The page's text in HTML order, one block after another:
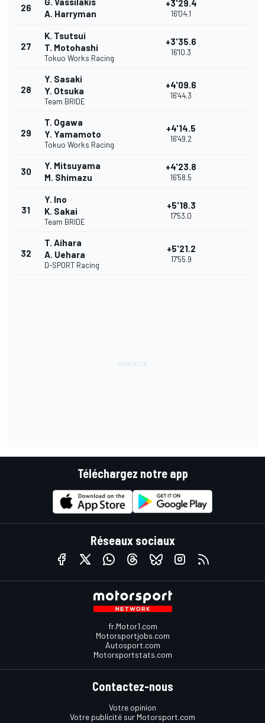
26
A. Harryman
+3'29.4
16'04.1
27
K. Tsutsui
T. Motohashi
Tokuo Works Racing
+3'35.6
16'10.3
28
Y. Sasaki
Y. Otsuka
Team BRIDE
+4'09.6
16'44.3
29
T. Ogawa
Y. Yamamoto
Tokuo Works Racing
+4'14.5
16'49.2
30
Y. Mitsuyama
M. Shimazu
+4'23.8
16'58.5
31
Y. Ino
K. Sakai
Team BRIDE
+5'18.3
17'53.0
32
T. Aihara
A. Uehara
D-SPORT Racing
+5'21.2
17'55.9
Téléchargez notre app
Réseaux sociaux
fr.Motor1.com
Motorsportjobs.com
Autosport.com
Motorsportstats.com
Contactez-nous
Votre opinion
Votre publicité sur Motorsport.com